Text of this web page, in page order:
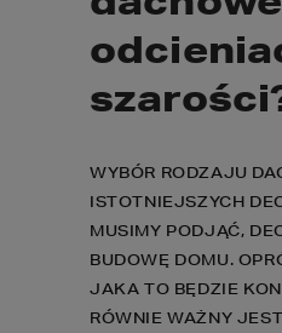
WYBÓR RODZAJU
ISTOTNIEJSZYCH
MUSIMY PODJĄĆ,
BUDOWĘ DOMU.
JAKA TO BĘDZIE
RÓWNIE WAŻNY